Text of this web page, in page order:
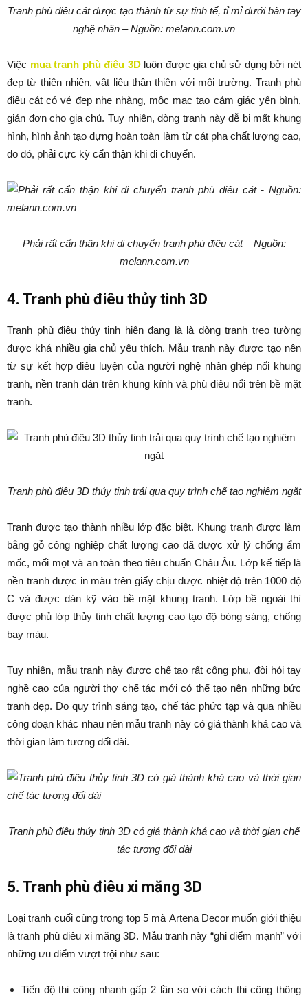
Tranh phù điêu cát được tạo thành từ sự tinh tế, tỉ mỉ dưới bàn tay
nghệ nhân – Nguồn: melann.com.vn
Việc mua tranh phù điêu 3D luôn được gia chủ sử dụng bởi nét
đẹp từ thiên nhiên, vật liệu thân thiện với môi trường. Tranh phù
điêu cát có vẻ đẹp nhẹ nhàng, mộc mạc tạo cảm giác yên bình,
giản đơn cho gia chủ. Tuy nhiên, dòng tranh này dễ bị mất khung
hình, hình ảnh tạo dựng hoàn toàn làm từ cát pha chất lượng cao,
do đó, phải cực kỳ cẩn thận khi di chuyển.
Phải rất cẩn thận khi di chuyển tranh phù điêu cát – Nguồn:
melann.com.vn
4. Tranh phù điêu thủy tinh 3D
Tranh phù điêu thủy tinh hiện đang là là dòng tranh treo tường
được khá nhiều gia chủ yêu thích. Mẫu tranh này được tạo nên
từ sự kết hợp điêu luyện của người nghệ nhân ghép nối khung
tranh, nền tranh dán trên khung kính và phù điêu nổi trên bề mặt
tranh.
Tranh phù điêu 3D thủy tinh trải qua quy trình chế tạo nghiêm ngặt
Tranh được tạo thành nhiều lớp đặc biệt. Khung tranh được làm
bằng gỗ công nghiệp chất lượng cao đã được xử lý chống ẩm
mốc, mối mọt và an toàn theo tiêu chuẩn Châu Âu. Lớp kế tiếp là
nền tranh được in màu trên giấy chịu được nhiệt độ trên 1000 độ
C và được dán kỹ vào bề mặt khung tranh. Lớp bề ngoài thì
được phủ lớp thủy tinh chất lượng cao tạo độ bóng sáng, chống
bay màu.
Tuy nhiên, mẫu tranh này được chế tạo rất công phu, đòi hỏi tay
nghề cao của người thợ chế tác mới có thể tạo nên những bức
tranh đẹp. Do quy trình sáng tạo, chế tác phức tạp và qua nhiều
công đoạn khác nhau nên mẫu tranh này có giá thành khá cao và
thời gian làm tương đối dài.
Tranh phù điêu thủy tinh 3D có giá thành khá cao và thời gian chế
tác tương đối dài
5. Tranh phù điêu xi măng 3D
Loại tranh cuối cùng trong top 5 mà Artena Decor muốn giới thiệu
là tranh phù điêu xi măng 3D. Mẫu tranh này “ghi điểm mạnh” với
những ưu điểm vượt trội như sau:
Tiến độ thi công nhanh gấp 2 lần so với cách thi công thông